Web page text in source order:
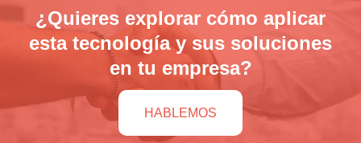
¿Quieres explorar cómo aplicar
esta tecnología y sus soluciones
en tu empresa?
HABLEMOS